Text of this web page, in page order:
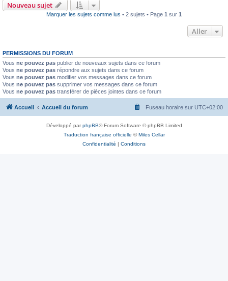
Nouveau sujet
Marquer les sujets comme lus • 2 sujets • Page 1 sur 1
Aller
PERMISSIONS DU FORUM
Vous ne pouvez pas publier de nouveaux sujets dans ce forum
Vous ne pouvez pas répondre aux sujets dans ce forum
Vous ne pouvez pas modifier vos messages dans ce forum
Vous ne pouvez pas supprimer vos messages dans ce forum
Vous ne pouvez pas transférer de pièces jointes dans ce forum
Accueil Accueil du forum Fuseau horaire sur UTC+02:00
Développé parphpBB® Forum Software © phpBB Limited
Traduction française officielle ©Miles Cellar
Confidentialité | Conditions